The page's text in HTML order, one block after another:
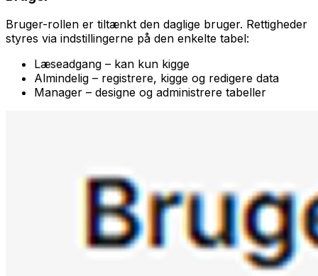
Bruger-rollen er tiltænkt den daglige bruger. Rettigheder
styres via indstillingerne på den enkelte tabel:
Læseadgang – kan kun kigge
Almindelig – registrere, kigge og redigere data
Manager – designe og administrere tabeller